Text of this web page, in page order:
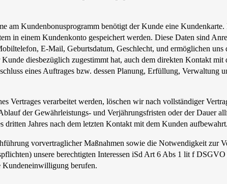
am Kundenbonusprogramm benötigt der Kunde eine
in einem Kundenkonto gespeichert werden. Diese Daten sind
E-Mail, Geburtsdatum, Geschlecht, und ermöglichen
diesbezüglich zugestimmt hat, auch dem direkten Kontakt
eines Auftrages bzw. dessen Planung, Erfüllung, Verwaltung
Vertrages verarbeitet werden, löschen wir nach vollständiger
der Gewährleistungs- und Verjährungsfristen oder der Dauer
dritten Jahres nach dem letzten Kontakt mit dem Kunden aufbewahrt.
vorvertraglicher Maßnahmen sowie die Notwendigkeit zur
unsere berechtigten Interessen iSd Art 6 Abs 1 lit f
Kundeneinwilligung berufen.